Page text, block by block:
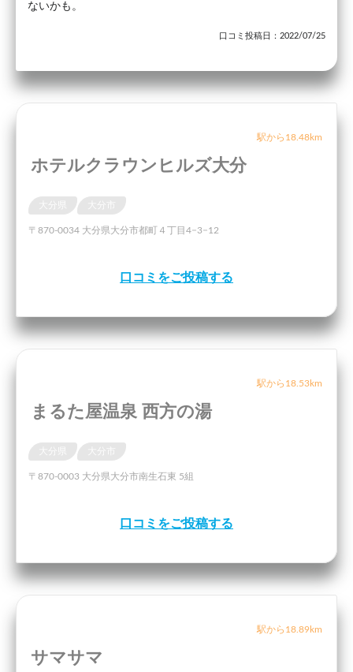
ないかも。
口コミ投稿日：2022/07/25
駅から18.48km
ホテルクラウンヒルズ大分
〒870-0034 大分県大分市都町４丁目4−3−12
口コミをご投稿する
駅から18.53km
まるた屋温泉 西方の湯
〒870-0003 大分県大分市南生石東 5組
口コミをご投稿する
駅から18.89km
サマサマ